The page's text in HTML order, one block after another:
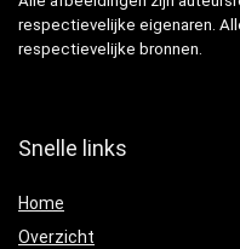
respectievelijke eigenaren.
respectievelijke bronnen.
Snelle links
Home
Overzicht